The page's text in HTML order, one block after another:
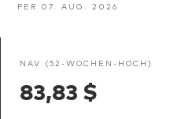
PER 07. AUG. 2026
NAV (52-WOCHEN-HOCH)
83,83 $